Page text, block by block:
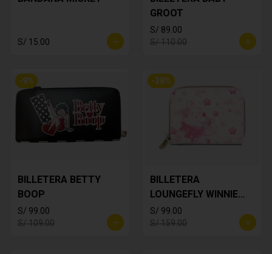
S/ 15.00
GROOT
S/ 89.00
S/ 110.00
-9%
BILLETERA BETTY
BOOP
S/ 99.00
S/ 109.00
-38%
BILLETERA
LOUNGEFLY WINNIE
THE POOH
S/ 99.00
S/ 159.00